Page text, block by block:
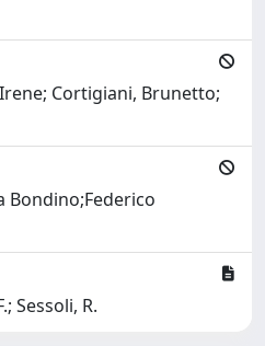
Cortigiani, Brunetto;
Bondino;Federico
Sessoli, R.